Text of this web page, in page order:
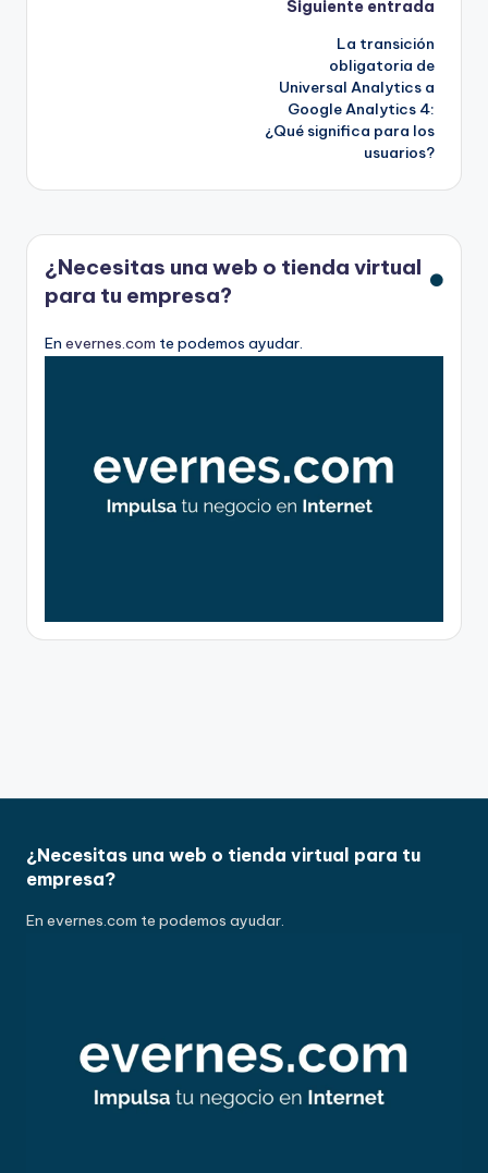
Siguiente entrada
La transición
obligatoria de
Universal Analytics a
Google Analytics 4:
¿Qué significa para los
usuarios?
¿Necesitas una web o tienda virtual
para tu empresa?
En evernes.com te podemos ayudar.
¿Necesitas una web o tienda virtual para tu
empresa?
En evernes.com te podemos ayudar.